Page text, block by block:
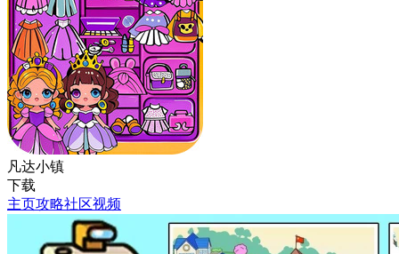
凡达小镇
下载
主页攻略社区视频